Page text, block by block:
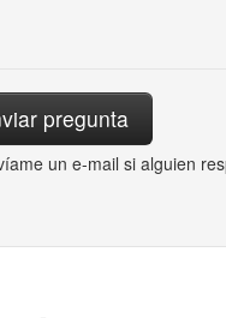
un e-mail si alguien